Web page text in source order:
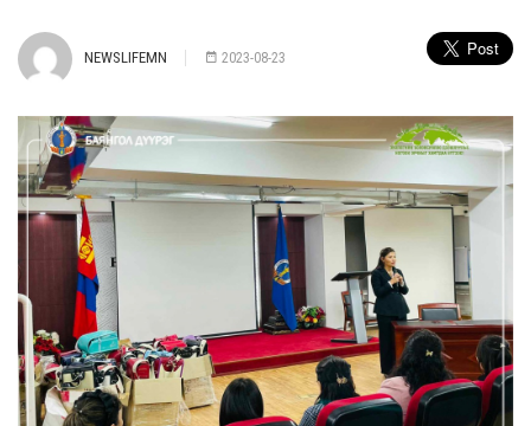
NEWSLIFEMN 2023-08-23